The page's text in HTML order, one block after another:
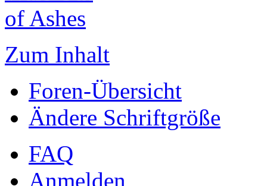
Zum Inhalt
Foren-Übersicht
Ändere Schriftgröße
FAQ
Anmelden